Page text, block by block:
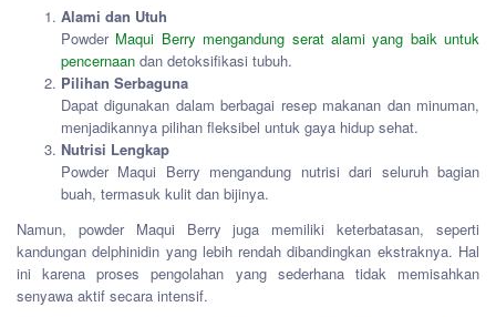
Alami dan Utuh
Powder Maqui Berry mengandung serat alami yang baik untuk
pencernaan dan detoksifikasi tubuh.
Pilihan Serbaguna
Dapat digunakan dalam berbagai resep makanan dan minuman,
menjadikannya pilihan fleksibel untuk gaya hidup sehat.
Nutrisi Lengkap
Powder Maqui Berry mengandung nutrisi dari seluruh bagian
buah, termasuk kulit dan bijinya.
Namun, powder Maqui Berry juga memiliki keterbatasan, seperti
kandungan delphinidin yang lebih rendah dibandingkan ekstraknya. Hal
ini karena proses pengolahan yang sederhana tidak memisahkan
senyawa aktif secara intensif.